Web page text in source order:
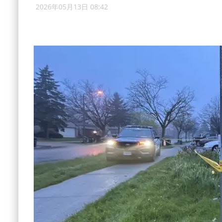
2026年05月13日 08:42